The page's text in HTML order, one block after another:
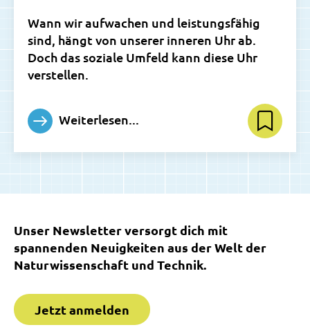
Wann wir aufwachen und leistungsfähig
sind, hängt von unserer inneren Uhr ab.
Doch das soziale Umfeld kann diese Uhr
verstellen.
Weiterlesen...
Unser Newsletter versorgt dich mit
spannenden Neuigkeiten aus der Welt der
Naturwissenschaft und Technik.
Jetzt anmelden